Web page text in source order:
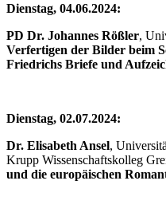
Dienstag, 04.06.2024:
PD Dr. Johannes Rößler,
Verfertigen der Bilder beim
Friedrichs Briefe und
Dienstag, 02.07.2024:
Dr. Elisabeth Ansel,
Krupp Wissenschaftskolleg
und die europäischen